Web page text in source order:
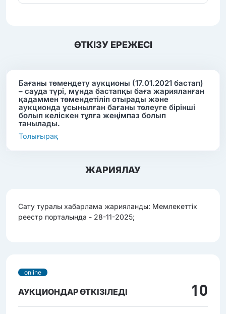
ӨТКІЗУ ЕРЕЖЕСІ
Бағаны төмендету аукционы (17.01.2021 бастап)
– сауда түрі, мұнда бастапқы баға жарияланған
қадаммен төмендетіліп отырады және
аукционда ұсынылған бағаны төлеуге бірінші
болып келіскен тұлға жеңімпаз болып
танылады.
Толығырақ
ЖАРИЯЛАУ
Сату туралы хабарлама жарияланды: Мемлекеттік
реестр порталында - 28-11-2025;
online
АУКЦИОНДАР ӨТКІЗІЛЕДІ 10